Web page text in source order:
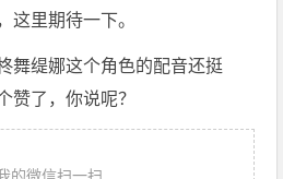
这里期待一下。
舞缇娜这个角色的配音还挺
赞了，你说呢？